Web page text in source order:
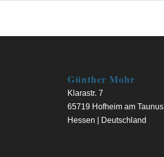
Günther Mohr
Klarastr. 7
65719 Hofheim am Taunus
Hessen | Deutschland